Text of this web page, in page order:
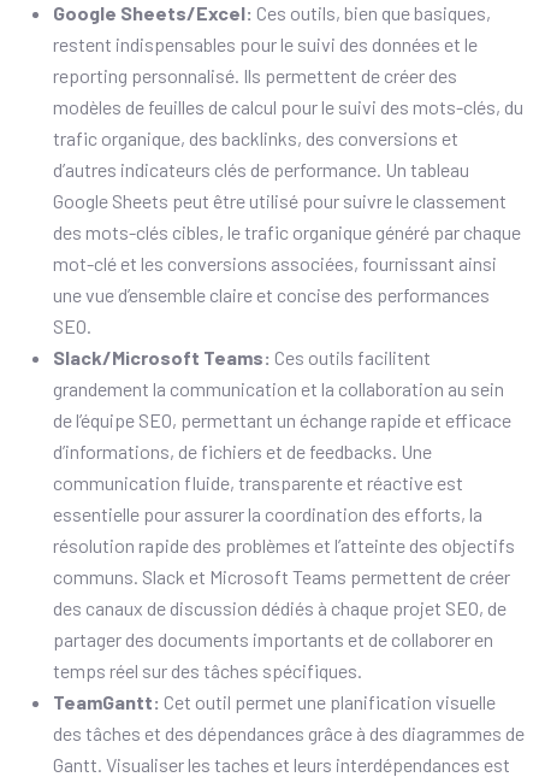
Google Sheets/Excel: Ces outils, bien que basiques,
restent indispensables pour le suivi des données et le
reporting personnalisé. Ils permettent de créer des
modèles de feuilles de calcul pour le suivi des mots-clés, du
trafic organique, des backlinks, des conversions et
d’autres indicateurs clés de performance. Un tableau
Google Sheets peut être utilisé pour suivre le classement
des mots-clés cibles, le trafic organique généré par chaque
mot-clé et les conversions associées, fournissant ainsi
une vue d’ensemble claire et concise des performances
SEO.
Slack/Microsoft Teams: Ces outils facilitent
grandement la communication et la collaboration au sein
de l’équipe SEO, permettant un échange rapide et efficace
d’informations, de fichiers et de feedbacks. Une
communication fluide, transparente et réactive est
essentielle pour assurer la coordination des efforts, la
résolution rapide des problèmes et l’atteinte des objectifs
communs. Slack et Microsoft Teams permettent de créer
des canaux de discussion dédiés à chaque projet SEO, de
partager des documents importants et de collaborer en
temps réel sur des tâches spécifiques.
TeamGantt: Cet outil permet une planification visuelle
des tâches et des dépendances grâce à des diagrammes de
Gantt. Visualiser les taches et leurs interdépendances est